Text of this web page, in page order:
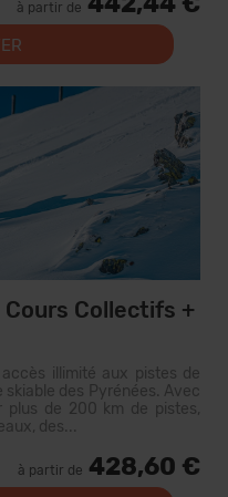
à partir de
Collectifs +
illimité aux pistes de
des Pyrénées. Avec
plus de 200 km de pistes,
des...
à partir de 428,60 €